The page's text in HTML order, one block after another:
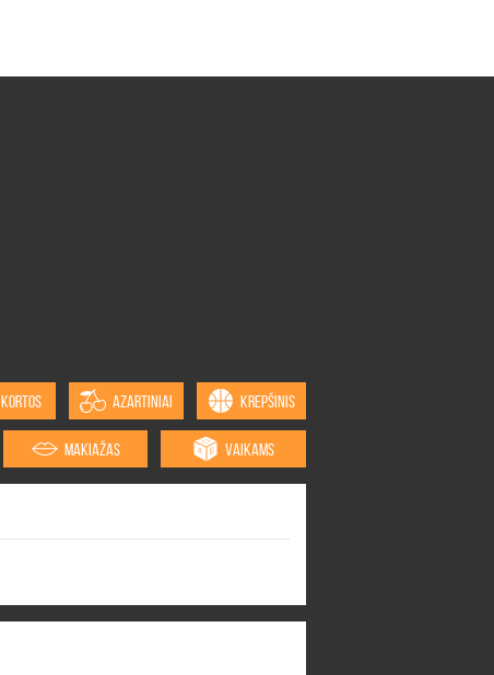
KORTOS AZARTINIAI KREPŠINIS
MAKIAŽAS VAIKAMS